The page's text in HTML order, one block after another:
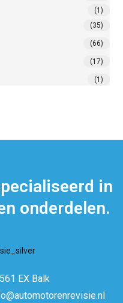
(1)
(35)
(66)
(17)
(1)
in
onderdelen.
EX Balk